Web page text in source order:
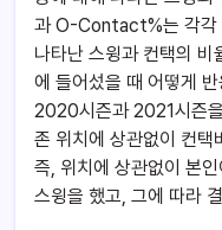
과 O-Contact%는 각각
나타난 스윙과 컨택의
에 들어섰을 때 어떻게
2020시즌과 2021시즌
존 위치에 상관없이 컨택
즉, 위치에 상관없이 본
스윙을 했고, 그에 따라